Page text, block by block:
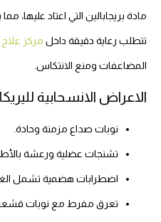
مادة بريجابالين التي اعتاد عليها،
تتطلب رعاية دقيقة داخل مركز
المضاعفات ومنع الانتكاس.
الاعراض الانسحابية
نوبات صداع مزمنة وحادة.
تشنجات عضلية ورعشة
اضطرابات هضمية تشمل
تعرق مفرط مع نوبات